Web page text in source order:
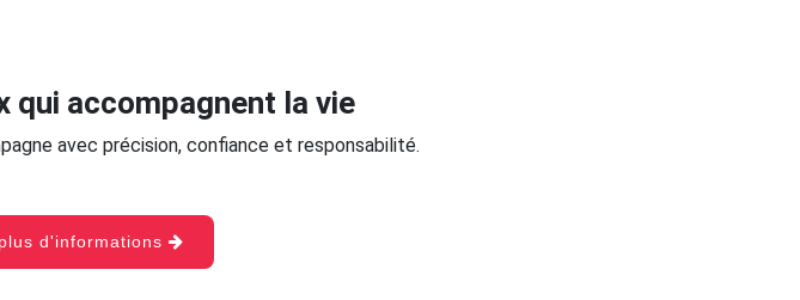
qui accompagnent la vie
avec précision, confiance et responsabilité.
d'informations